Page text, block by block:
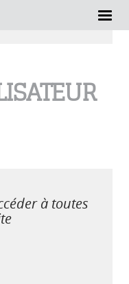
à toutes